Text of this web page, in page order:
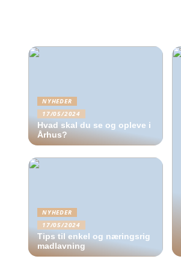
NYHEDER
17/05/2024
Hvad skal du se og opleve i
Århus?
NYHEDER
17/05/2024
Tips til enkel og næringsrig
madlavning